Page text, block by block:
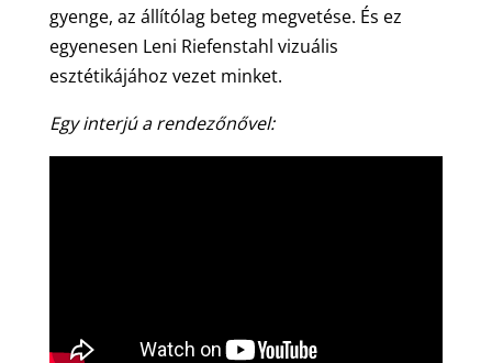
gyenge, az állítólag beteg megvetése. És ez
egyenesen Leni Riefenstahl vizuális
esztétikájához vezet minket.
Egy interjú a rendezőnővel: